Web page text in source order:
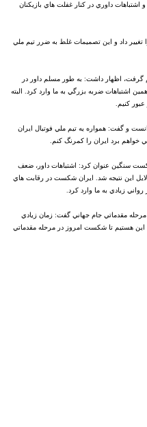
اشتباهات داوري در کنار غفلت هاي بازيکنان
تغيير داد و اين تصميمات غلط به ضرر تيم ملي
گرفت، اظهار داشت: به طور مسلم داور در
اشتباهات ضربه بزرگي به ما وارد کرد. البته
کنيم.
و گفت: همواره يه تيم ملي فوتبال ايران
خواهم برد ايران را کمرنگ کنم.
سنگين عنوان کرد: اشتباهات داور، ضعف
اين نتيجه شد. ايران شکست در رقابت هاي
زيادي به ما وارد کرد.
مرحله مقدماتي جام جهاني گفت: زمان زيادي
اين هستيم تا شکست امروز در مرحله مقدماتي